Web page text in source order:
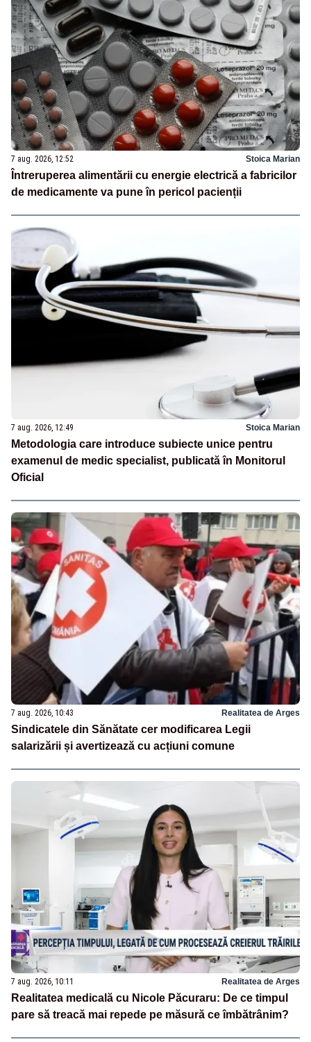
7 aug. 2026, 12:52 Stoica Marian
Întreruperea alimentării cu energie electrică a fabricilor
de medicamente va pune în pericol pacienții
7 aug. 2026, 12:49 Stoica Marian
Metodologia care introduce subiecte unice pentru
examenul de medic specialist, publicată în Monitorul
Oficial
7 aug. 2026, 10:43 Realitatea de Arges
Sindicatele din Sănătate cer modificarea Legii
salarizării și avertizează cu acțiuni comune
7 aug. 2026, 10:11 Realitatea de Arges
Realitatea medicală cu Nicole Păcuraru: De ce timpul
pare să treacă mai repede pe măsură ce îmbătrânim?